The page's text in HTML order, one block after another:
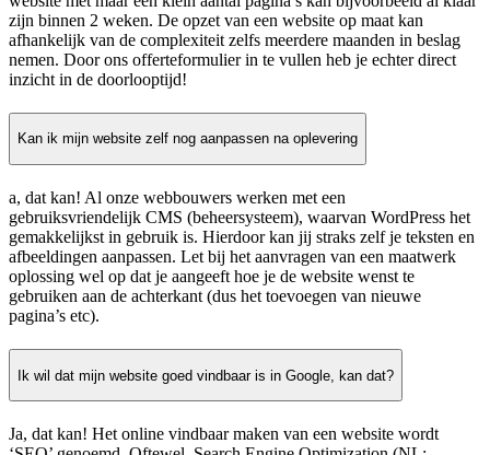
zijn binnen 2 weken. De opzet van een website op maat kan
afhankelijk van de complexiteit zelfs meerdere maanden in beslag
nemen. Door ons offerteformulier in te vullen heb je echter direct
inzicht in de doorlooptijd!
Kan ik mijn website zelf nog aanpassen na oplevering
a, dat kan! Al onze webbouwers werken met een
gebruiksvriendelijk CMS (beheersysteem), waarvan WordPress het
gemakkelijkst in gebruik is. Hierdoor kan jij straks zelf je teksten en
afbeeldingen aanpassen. Let bij het aanvragen van een maatwerk
oplossing wel op dat je aangeeft hoe je de website wenst te
gebruiken aan de achterkant (dus het toevoegen van nieuwe
pagina’s etc).
Ik wil dat mijn website goed vindbaar is in Google, kan dat?
Ja, dat kan! Het online vindbaar maken van een website wordt